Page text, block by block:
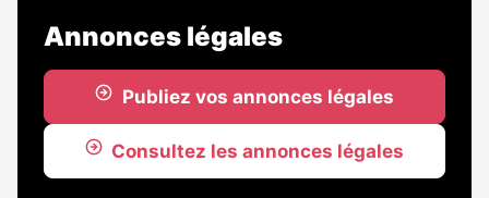
Annonces légales
Publiez vos annonces légales
Consultez les annonces légales